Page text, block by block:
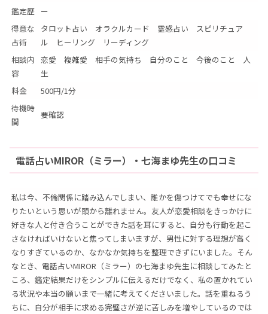
鑑定歴 ー
得意な
占術
タロット占い オラクルカード 霊感占い スピリチュア
ル ヒーリング リーディング
相談内
容
恋愛 複雑愛 相手の気持ち 自分のこと 今後のこと 人
生
料金
500円/1分
待機時
間
要確認
電話占いMIROR（ミラー）・七海まゆ先生の口コミ
私は今、不倫関係に踏み込んでしまい、誰かを傷つけてでも幸せにな
りたいという思いが頭から離れません。友人が恋愛相談をきっかけに
好きな人と付き合うことができた話を耳にすると、自分も行動を起こ
さなければいけないと焦ってしまいますが、男性に対する理想が高く
なりすぎているのか、なかなか気持ちを整理できずにいました。そん
なとき、電話占いMIROR（ミラー）の七海まゆ先生に相談してみたと
ころ、鑑定結果だけをシンプルに伝えるだけでなく、私の置かれてい
る状況や本当の願いまで一緒に考えてくださいました。話を重ねるう
ちに、自分が相手に求める完璧さが逆に苦しみを増やしているのでは